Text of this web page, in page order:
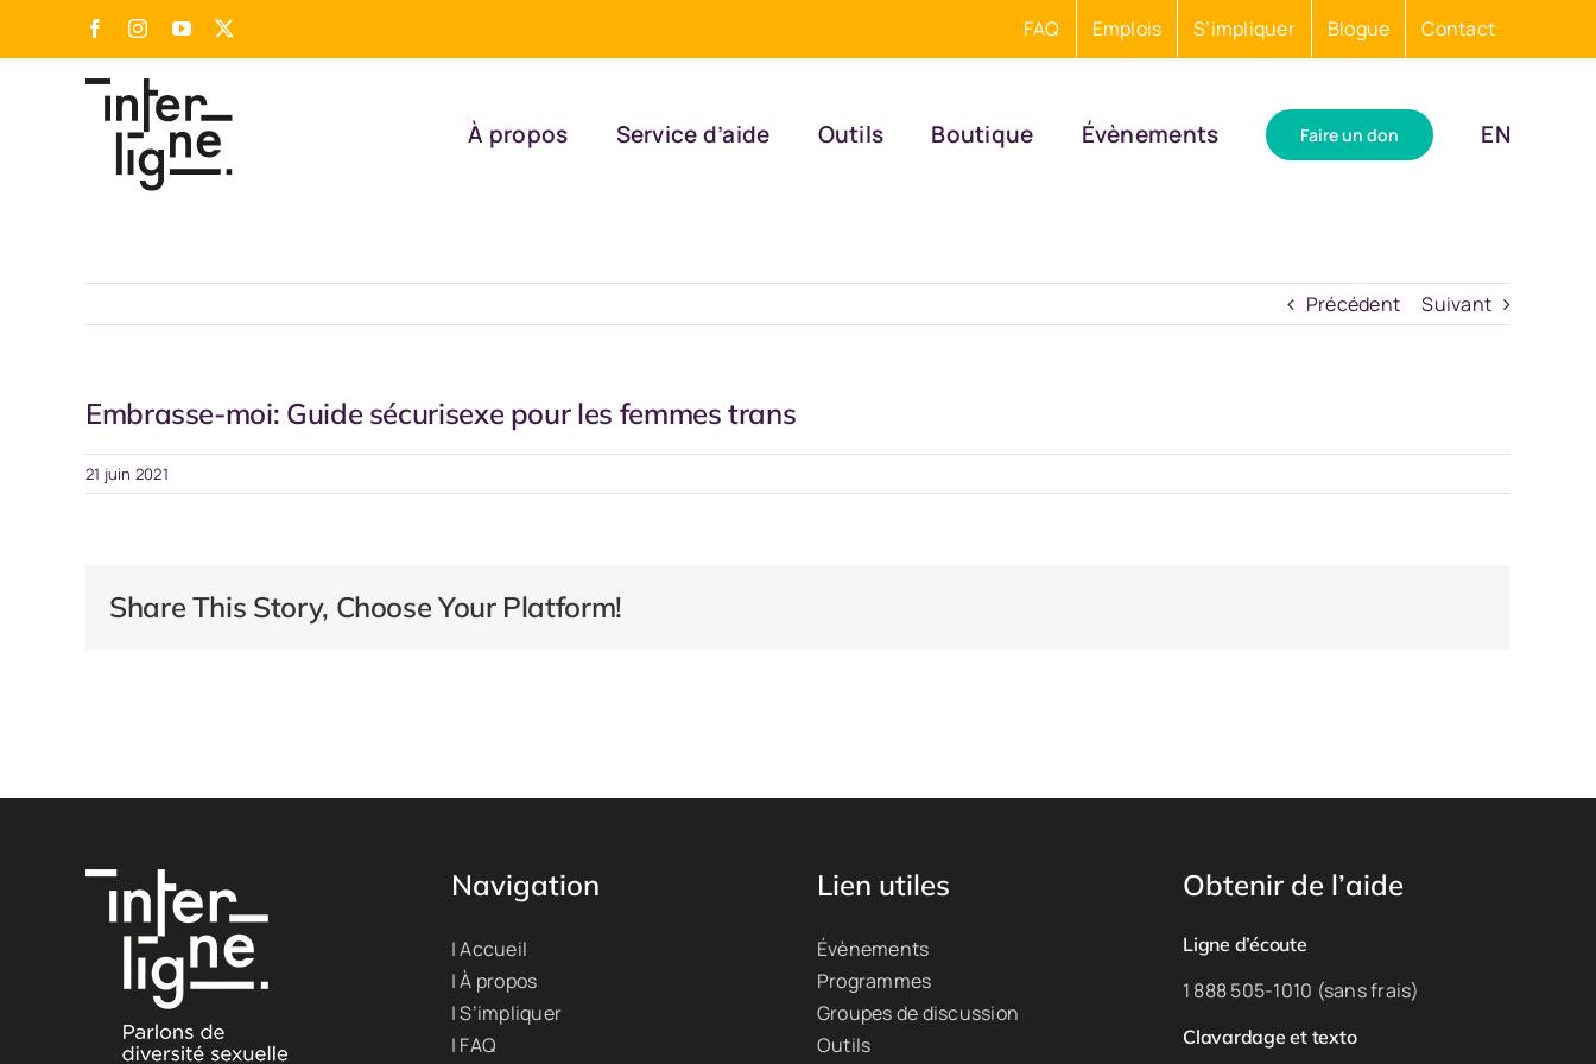
FacebookInstagram
YouTube FAQ Emplois S’impliquer Blogue Contact
À propos Service d’aide Outils Boutique Évènements Faire un don EN
Précédent Suivant
Embrasse-moi: Guide sécurisexe pour les femmes trans
21 juin 2021
Share This Story, Choose Your Platform!
Navigation
| Accueil
| À propos
| S’impliquer
| FAQ
Lien utiles
Évènements
Programmes
Groupes de discussion
Outils
Obtenir de l’aide
Ligne d’écoute
1 888 505-1010 (sans frais)
Clavardage et texto